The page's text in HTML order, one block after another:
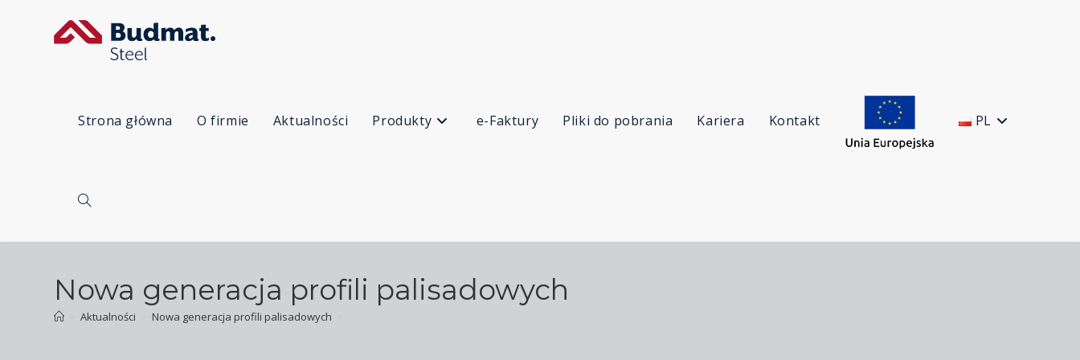
Strona główna O firmie Aktualności Produkty e-Faktury Pliki do pobrania Kariera Kontakt PL
Nowa generacja profili palisadowych
Aktualności Nowa generacja profili palisadowych